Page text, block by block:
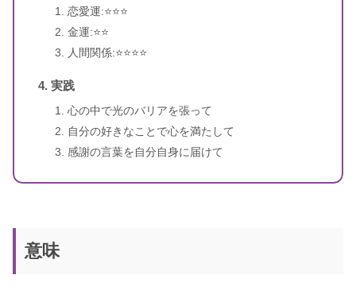
恋愛運:⭐️⭐️⭐️
金運:⭐️⭐️
人間関係:⭐️⭐️⭐️⭐️
実践
心の中で光のバリアを張って
自分の好きなことで心を満たして
感謝の言葉を自分自身に届けて
意味